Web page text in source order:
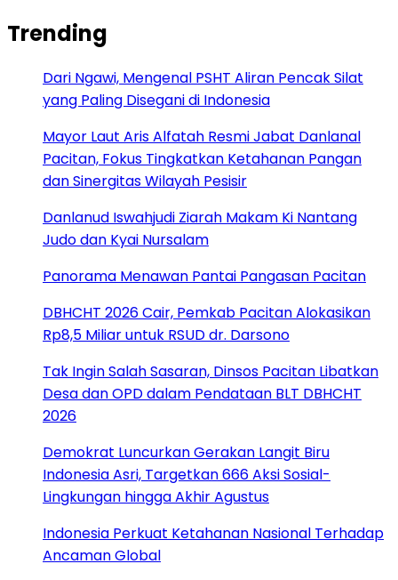
Trending
Dari Ngawi, Mengenal PSHT Aliran Pencak Silat
yang Paling Disegani di Indonesia
Mayor Laut Aris Alfatah Resmi Jabat Danlanal
Pacitan, Fokus Tingkatkan Ketahanan Pangan
dan Sinergitas Wilayah Pesisir
Danlanud Iswahjudi Ziarah Makam Ki Nantang
Judo dan Kyai Nursalam
Panorama Menawan Pantai Pangasan Pacitan
DBHCHT 2026 Cair, Pemkab Pacitan Alokasikan
Rp8,5 Miliar untuk RSUD dr. Darsono
Tak Ingin Salah Sasaran, Dinsos Pacitan Libatkan
Desa dan OPD dalam Pendataan BLT DBHCHT
2026
Demokrat Luncurkan Gerakan Langit Biru
Indonesia Asri, Targetkan 666 Aksi Sosial-
Lingkungan hingga Akhir Agustus
Indonesia Perkuat Ketahanan Nasional Terhadap
Ancaman Global